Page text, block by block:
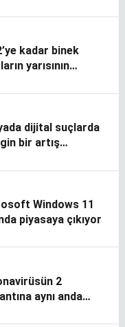
kadar binek
yarısının
dijital suçlarda
bir artış
Windows 11
piyasaya çıkıyor
2
aynı anda